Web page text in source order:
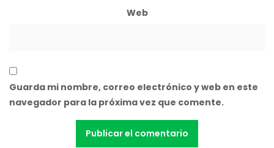
Web
Guarda mi nombre, correo electrónico y web en este
navegador para la próxima vez que comente.